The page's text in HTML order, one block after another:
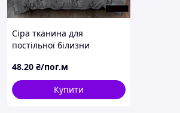
Сіра тканина для
постільної білизни
тиснення гілочки
синтетична TIS-DES-13 у
рулоні 100 м
48.20 ₴/пог.м
Купити